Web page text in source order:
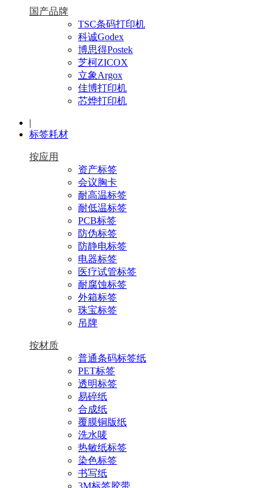
国产品牌
TSC条码打印机
科诚Godex
博思得Postek
芝柯ZICOX
立象Argox
佳博打印机
芯烨打印机
|
标签耗材
按应用
资产标签
会议胸卡
耐高温标签
耐低温标签
PCB标签
防伪标签
防静电标签
电器标签
医疗试管标签
耐腐蚀标签
外箱标签
珠宝标签
吊牌
按材质
普通条码标签纸
PET标签
透明标签
易碎纸
合成纸
覆膜铜版纸
洗水唛
热敏纸标签
染色标签
书写纸
3M标签胶带